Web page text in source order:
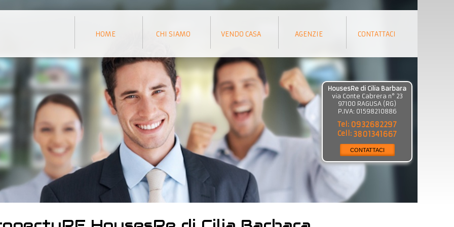
HOME CHI SIAMO VENDO CASA AGENZIE CONTATTACI
HousesRe di Cilia Barbara
via Conte Cabrera n° 23
97100 RAGUSA ( RG )
P.IVA: 01598210886
Tel: 0932682297
Cell: 3801341667
CONTATTACI